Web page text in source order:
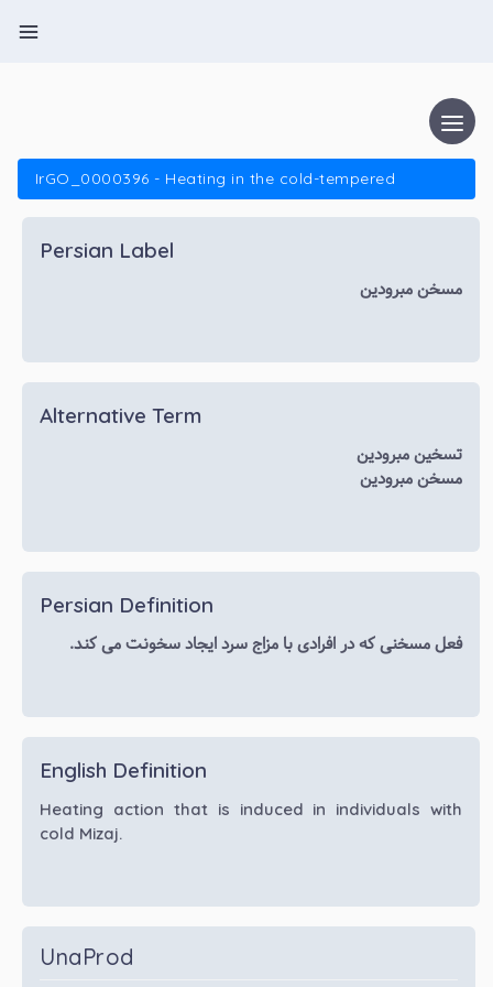
IrGO_0000396 - Heating in the cold-tempered
Persian Label
مسخن مبرودین
Alternative Term
تسخین مبرودین
مسخن مبرودین
Persian Definition
فعل مسخنی که در افرادی با مزاج سرد ایجاد سخونت می کند.
English Definition
Heating action that is induced in individuals with
cold Mizaj.
UnaProd